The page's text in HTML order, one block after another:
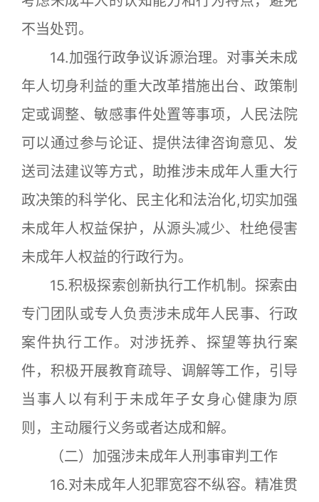
不当处罚。
14.加强行政争议诉源治理。对事关未成
年人切身利益的重大改革措施出台、政策制
定或调整、敏感事件处置等事项，人民法院
可以通过参与论证、提供法律咨询意见、发
送司法建议等方式，助推涉未成年人重大行
政决策的科学化、民主化和法治化,切实加强
未成年人权益保护，从源头减少、杜绝侵害
未成年人权益的行政行为。
15.积极探索创新执行工作机制。探索由
专门团队或专人负责涉未成年人民事、行政
案件执行工作。对涉抚养、探望等执行案
件，积极开展教育疏导、调解等工作，引导
当事人以有利于未成年子女身心健康为原
则，主动履行义务或者达成和解。
（二）加强涉未成年人刑事审判工作
16.对未成年人犯罪宽容不纵容。精准贯